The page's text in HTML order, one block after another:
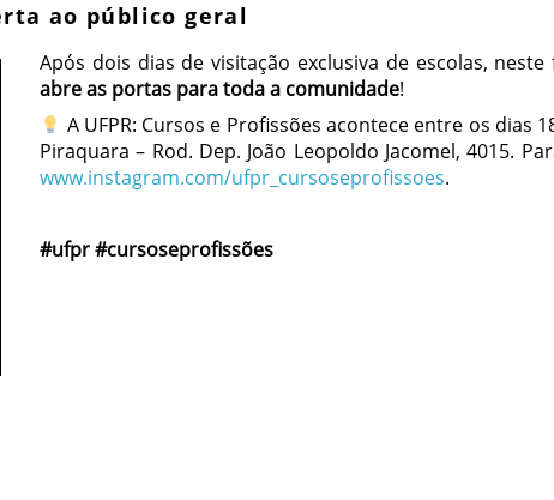
ao público geral
Após dois dias de visitação exclusiva de escolas,
abre as portas para toda a comunidade!
A UFPR: Cursos e Profissões acontece entre os dias
Piraquara – Rod. Dep. João Leopoldo Jacomel, 4015.
www.instagram.com/ufpr_cursoseprofissoes.
#ufpr #cursoseprofissões